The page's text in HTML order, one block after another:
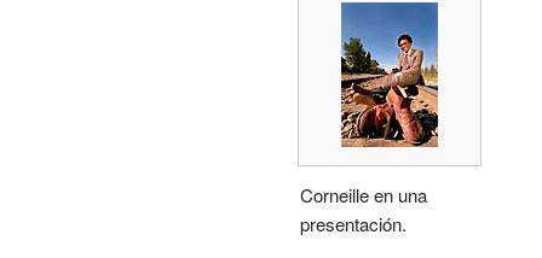
Corneille en una
presentación.